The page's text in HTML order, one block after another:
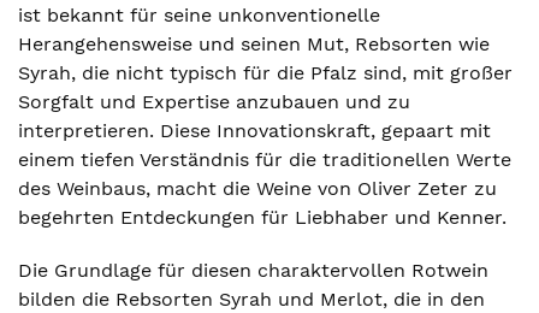
ist bekannt für seine unkonventionelle
Herangehensweise und seinen Mut, Rebsorten wie
Syrah, die nicht typisch für die Pfalz sind, mit großer
Sorgfalt und Expertise anzubauen und zu
interpretieren. Diese Innovationskraft, gepaart mit
einem tiefen Verständnis für die traditionellen Werte
des Weinbaus, macht die Weine von Oliver Zeter zu
begehrten Entdeckungen für Liebhaber und Kenner.
Die Grundlage für diesen charaktervollen Rotwein
bilden die Rebsorten Syrah und Merlot, die in den